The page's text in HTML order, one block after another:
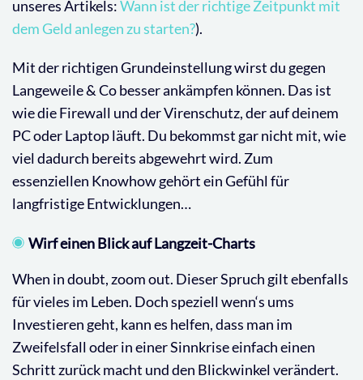
unseres Artikels:Wann ist der richtige Zeitpunkt mit
dem Geld anlegen zu starten?).
Mit der richtigen Grundeinstellung wirst du gegen
Langeweile & Co besser ankämpfen können. Das ist
wie die Firewall und der Virenschutz, der auf deinem
PC oder Laptop läuft. Du bekommst gar nicht mit, wie
viel dadurch bereits abgewehrt wird. Zum
essenziellen Knowhow gehört ein Gefühl für
langfristige Entwicklungen…
Wirf einen Blick auf Langzeit-Charts
When in doubt, zoom out. Dieser Spruch gilt ebenfalls
für vieles im Leben. Doch speziell wenn‘s ums
Investieren geht, kann es helfen, dass man im
Zweifelsfall oder in einer Sinnkrise einfach einen
Schritt zurück macht und den Blickwinkel verändert.